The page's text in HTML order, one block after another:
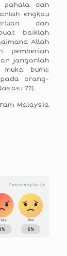
pahala dan
engkau
dan
baiklah
Allah
pemberian
janganlah
bumi;
orang-
77).
Malaysia